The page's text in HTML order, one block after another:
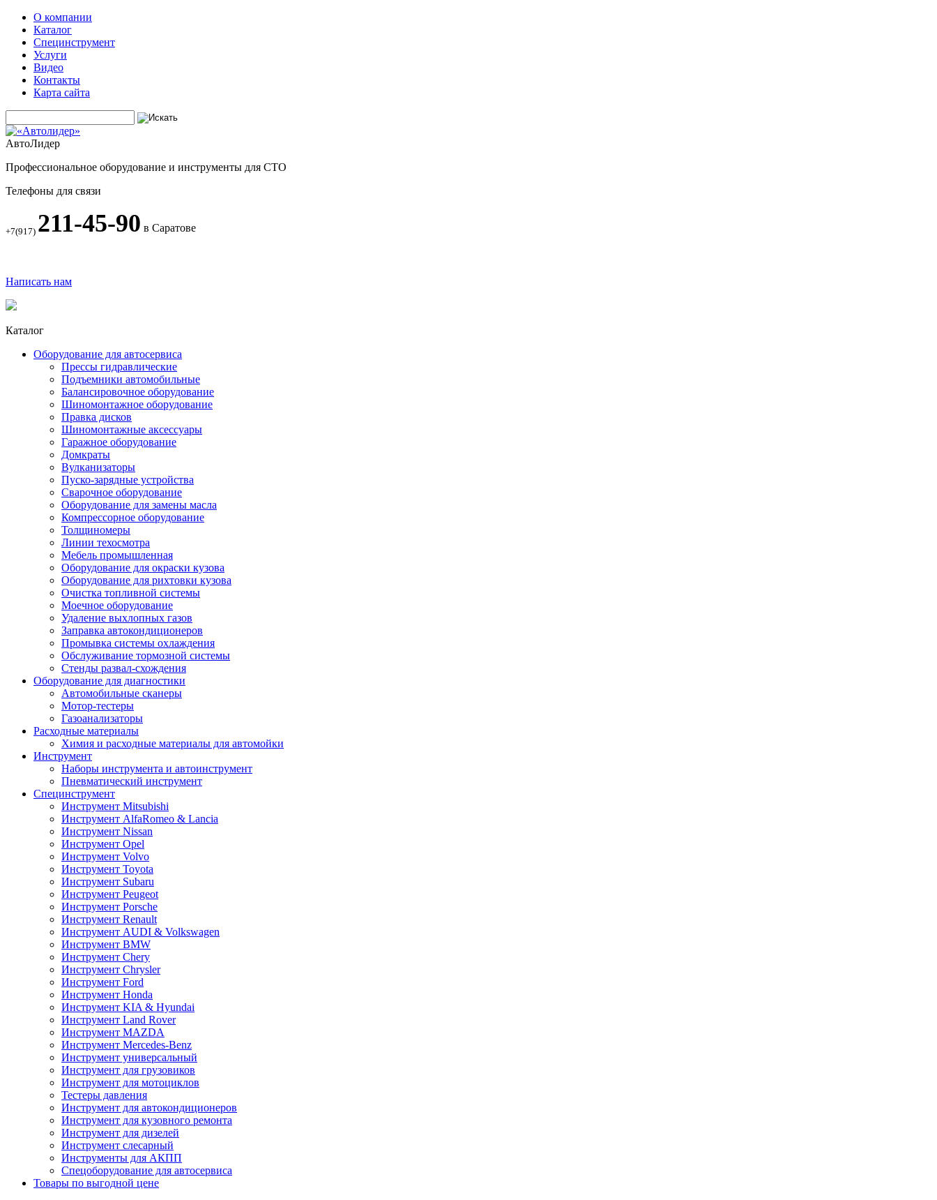
О компании
Каталог
Специнструмент
Услуги
Видео
Контакты
Карта сайта
АвтоЛидер
Профессиональное оборудование и инструменты для СТО
Телефоны для связи
+7(917) 211-45-90 в Саратове
Написать нам
Каталог
Оборудование для автосервиса
Прессы гидравлические
Подъемники автомобильные
Балансировочное оборудование
Шиномонтажное оборудование
Правка дисков
Шиномонтажные аксессуары
Гаражное оборудование
Домкраты
Вулканизаторы
Пуско-зарядные устройства
Сварочное оборудование
Оборудование для замены масла
Компрессорное оборудование
Толщиномеры
Линии техосмотра
Мебель промышленная
Оборудование для окраски кузова
Оборудование для рихтовки кузова
Очистка топливной системы
Моечное оборудование
Удаление выхлопных газов
Заправка автокондиционеров
Промывка системы охлаждения
Обслуживание тормозной системы
Стенды развал-схождения
Оборудование для диагностики
Автомобильные сканеры
Мотор-тестеры
Газоанализаторы
Расходные материалы
Химия и расходные материалы для автомойки
Инструмент
Наборы инструмента и автоинструмент
Пневматический инструмент
Специнструмент
Инструмент Mitsubishi
Инструмент AlfaRomeo & Lancia
Инструмент Nissan
Инструмент Opel
Инструмент Volvo
Инструмент Toyota
Инструмент Subaru
Инструмент Peugeot
Инструмент Porsche
Инструмент Renault
Инструмент AUDI & Volkswagen
Инструмент BMW
Инструмент Chery
Инструмент Chrysler
Инструмент Ford
Инструмент Honda
Инструмент KIA & Hyundai
Инструмент Land Rover
Инструмент MAZDA
Инструмент Mercedes-Benz
Инструмент универсальный
Инструмент для грузовиков
Инструмент для мотоциклов
Тестеры давления
Инструмент для автокондиционеров
Инструмент для кузовного ремонта
Инструмент для дизелей
Инструмент слесарный
Инструменты для АКПП
Спецоборудование для автосервиса
Товары по выгодной цене